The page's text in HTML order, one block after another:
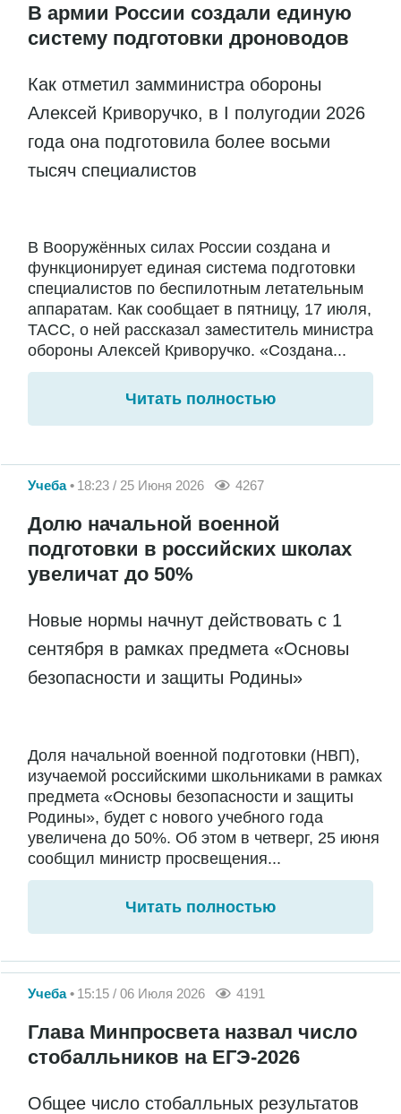
В армии России создали единую
систему подготовки дроноводов
Как отметил замминистра обороны
Алексей Криворучко, в I полугодии 2026
года она подготовила более восьми
тысяч специалистов
В Вооружённых силах России создана и
функционирует единая система подготовки
специалистов по беспилотным летательным
аппаратам. Как сообщает в пятницу, 17 июля,
ТАСС, о ней рассказал заместитель министра
обороны Алексей Криворучко. «Создана...
Читать полностью
Учеба 18:23 / 25 Июня 2026 4267
Долю начальной военной
подготовки в российских школах
увеличат до 50%
Новые нормы начнут действовать с 1
сентября в рамках предмета «Основы
безопасности и защиты Родины»
Доля начальной военной подготовки (НВП),
изучаемой российскими школьниками в рамках
предмета «Основы безопасности и защиты
Родины», будет с нового учебного года
увеличена до 50%. Об этом в четверг, 25 июня
сообщил министр просвещения...
Читать полностью
Учеба 15:15 / 06 Июля 2026 4191
Глава Минпросвета назвал число
стобалльников на ЕГЭ-2026
Общее число стобалльных результатов